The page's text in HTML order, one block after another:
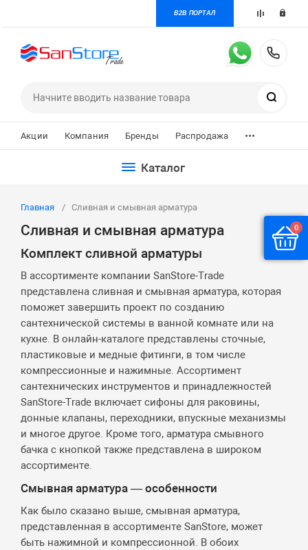
B2B ПОРТАЛ
Акции Компания Бренды Распродажа ...
Каталог
Главная Сливная и смывная арматура
Сливная и смывная арматура
Комплект сливной арматуры
В ассортименте компании SanStore-Trade
представлена сливная и смывная арматура, которая
поможет завершить проект по созданию
сантехнической системы в ванной комнате или на
кухне. В онлайн-каталоге представлены сточные,
пластиковые и медные фитинги, в том числе
компрессионные и нажимные. Ассортимент
сантехнических инструментов и принадлежностей
SanStore-Trade включает сифоны для раковины,
донные клапаны, переходники, впускные механизмы
и многое другое. Кроме того, арматура смывного
бачка с кнопкой также представлена в широком
ассортименте.
Смывная арматура — особенности
Как было сказано выше, смывная арматура,
представленная в ассортименте SanStore, может
быть нажимной и компрессионной. В обоих
0